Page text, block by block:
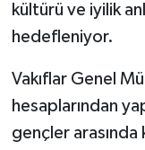
kültürü ve iyilik
hedefleniyor.
Vakıflar Genel
hesaplarından
gençler